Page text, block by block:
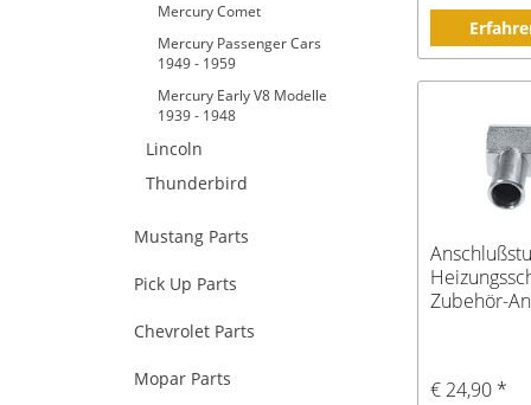
Mercury Comet
Mercury Passenger Cars
1949 - 1959
Mercury Early V8 Modelle
1939 - 1948
Lincoln
Thunderbird
Mustang Parts
Pick Up Parts
Chevrolet Parts
Mopar Parts
Zubehör-
€ 24,90 *